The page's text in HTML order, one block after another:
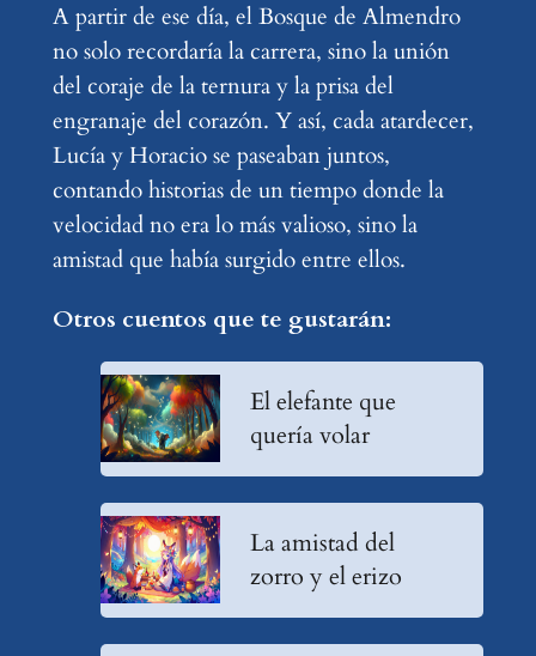
A partir de ese día, el Bosque de Almendro
no solo recordaría la carrera, sino la unión
del coraje de la ternura y la prisa del
engranaje del corazón. Y así, cada atardecer,
Lucía y Horacio se paseaban juntos,
contando historias de un tiempo donde la
velocidad no era lo más valioso, sino la
amistad que había surgido entre ellos.
Otros cuentos que te gustarán:
El elefante que
quería volar
La amistad del
zorro y el erizo